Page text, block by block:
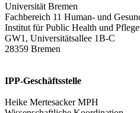
Universität Bremen
Fachbereich 11 Human- und
Institut für Public Health und
GW1, Universitätsallee 1B-C
28359 Bremen
IPP-Geschäftsstelle
Heike Mertesacker MPH